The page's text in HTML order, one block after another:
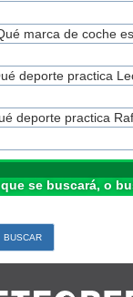
marca de coche
deporte practica
deporte practica
se buscará, o